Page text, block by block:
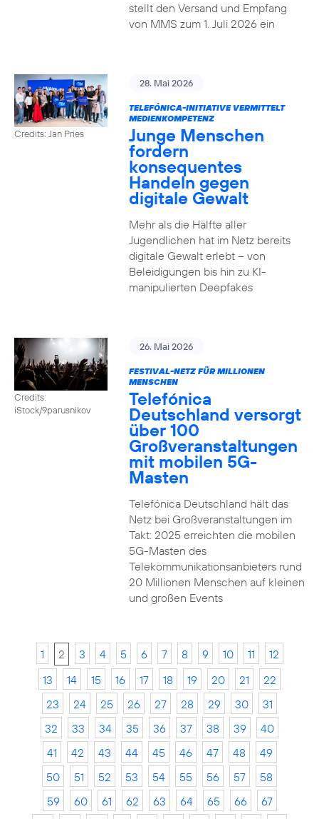
stellt den Versand und Empfang
von MMS zum 1. Juli 2026 ein
Credits: Jan Pries
28. Mai 2026
TELEFÓNICA-INITIATIVE VERMITTELT
MEDIENKOMPETENZ
Junge Menschen
fordern
konsequentes
Handeln gegen
digitale Gewalt
Mehr als die Hälfte aller
Jugendlichen hat im Netz bereits
digitale Gewalt erlebt – von
Beleidigungen bis hin zu KI-
manipulierten Deepfakes
Credits:
iStock/9parusnikov
26. Mai 2026
FESTIVAL-NETZ FÜR MILLIONEN
MENSCHEN
Telefónica
Deutschland versorgt
über 100
Großveranstaltungen
mit mobilen 5G-
Masten
Telefónica Deutschland hält das
Netz bei Großveranstaltungen im
Takt: 2025 erreichten die mobilen
5G-Masten des
Telekommunikationsanbieters rund
20 Millionen Menschen auf kleinen
und großen Events
1 2 3 4 5 6 7 8 9 10 11
12
13
14 15 16 17 18 19 20 21
22
23
24 25 26 27 28 29 30
31
32
33 34 35 36 37 38 39
40
41
42 43 44 45 46 47 48
49
50
51 52 53 54 55 56 57
58
59
60 61 62 63 64 65 66
67